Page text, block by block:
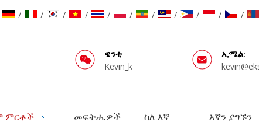
/ / / / / / / / / / /
ዌንቲ
Kevin_k
ኢሜል:
ምርቶች መፍትሔዎች ስለ እኛ እኛን ያግኙን